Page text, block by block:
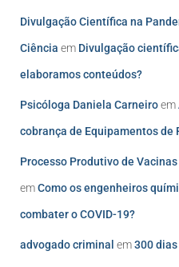
Divulgação Científica na
Ciência em Divulgação
elaboramos conteúdos?
Psicóloga Daniela Carneiroem
cobrança de Equipamentos
Processo Produtivo de
emComo os engenheiros
combater o COVID-19?
advogado criminal em300